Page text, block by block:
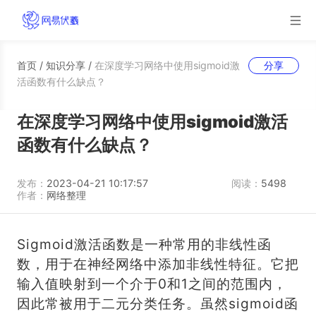
首页 / 知识分享 / 在深度学习网络中使用sigmoid激
活函数有什么缺点？
分享
在深度学习网络中使用sigmoid激活
函数有什么缺点？
发布： 2023-04-21 10:17:57 阅读： 5498
作者： 网络整理
Sigmoid激活函数是一种常用的非线性函
数，用于在神经网络中添加非线性特征。它把
输入值映射到一个介于0和1之间的范围内，
因此常被用于二元分类任务。虽然sigmoid函